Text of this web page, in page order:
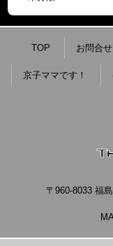
TOP お問合
京子ママです！
〒960-8033 福